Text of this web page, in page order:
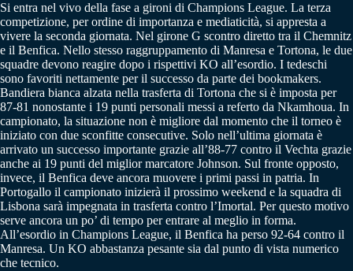
Si entra nel vivo della fase a gironi di Champions League. La terza
competizione, per ordine di importanza e mediaticità, si appresta a
vivere la seconda giornata. Nel girone G scontro diretto tra il Chemnitz
e il Benfica. Nello stesso raggruppamento di Manresa e Tortona, le due
squadre devono reagire dopo i rispettivi KO all’esordio. I tedeschi
sono favoriti nettamente per il successo da parte dei bookmakers.
Bandiera bianca alzata nella trasferta di Tortona che si è imposta per
87-81 nonostante i 19 punti personali messi a referto da Nkamhoua. In
campionato, la situazione non è migliore dal momento che il torneo è
iniziato con due sconfitte consecutive. Solo nell’ultima giornata è
arrivato un successo importante grazie all’88-77 contro il Vechta grazie
anche ai 19 punti del miglior marcatore Johnson. Sul fronte opposto,
invece, il Benfica deve ancora muovere i primi passi in patria. In
Portogallo il campionato inizierà il prossimo weekend e la squadra di
Lisbona sarà impegnata in trasferta contro l’Imortal. Per questo motivo
serve ancora un po’ di tempo per entrare al meglio in forma.
All’esordio in Champions League, il Benfica ha perso 92-64 contro il
Manresa. Un KO abbastanza pesante sia dal punto di vista numerico
che tecnico.